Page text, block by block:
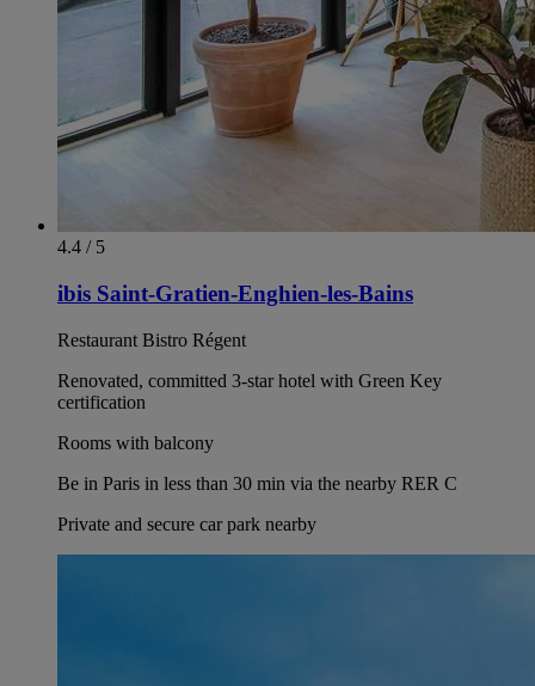
4.4 / 5
ibis Saint-Gratien-Enghien-les-Bains
Restaurant Bistro Régent
Renovated, committed 3-star hotel with Green Key
certification
Rooms with balcony
Be in Paris in less than 30 min via the nearby RER C
Private and secure car park nearby